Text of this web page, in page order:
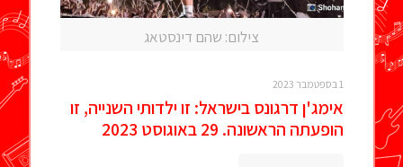
צילום: שהם דינסטאג
1 בספטמבר 2023
אימג'ן דרגונס בישראל: זו ילדותי השנייה, זו
הופעתה הראשונה. 29 באוגוסט 2023